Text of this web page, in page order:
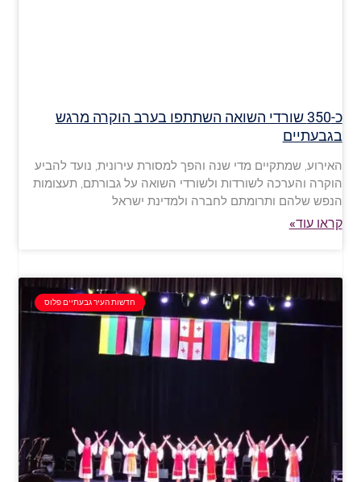
כ-350 שורדי השואה השתתפו בערב הוקרה מרגש
בגבעתיים
האירוע, שמתקיים מדי שנה והפך למסורת עירונית, נועד להביע
הוקרה והערכה לשורדות ולשורדי השואה על גבורתם, תעצומות
הנפש שלהם ותרומתם לחברה ולמדינת ישראל
קראו עוד»
חדשות העיר גבעתיים פלוס